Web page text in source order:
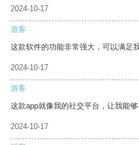
2024-10-17
游客
这款软件的功能非常强大，可以满足
2024-10-17
游客
这款app就像我的社交平台，让我能
2024-10-17